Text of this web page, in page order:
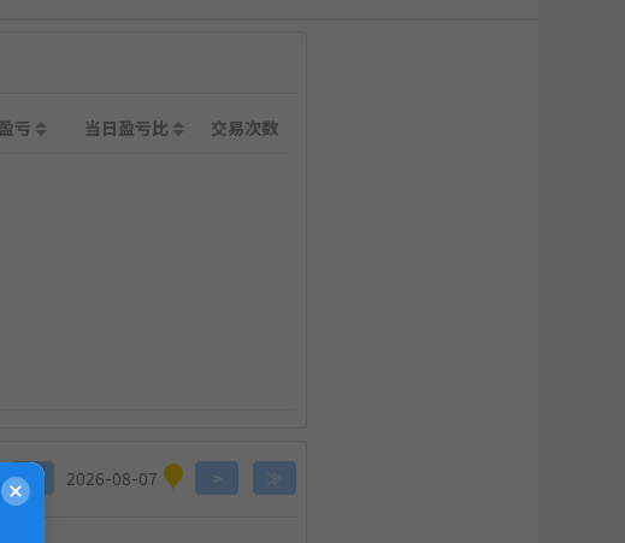
×
亏 当日盈亏比 交易次数
< 2026-08-07 > ≫